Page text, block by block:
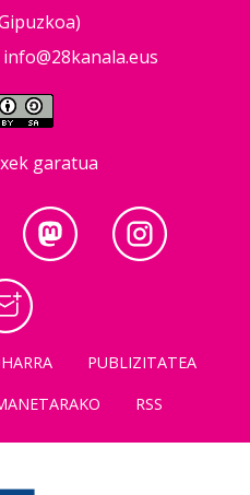
info@28kanala.eus
garatua
PUBLIZITATEA
RSS